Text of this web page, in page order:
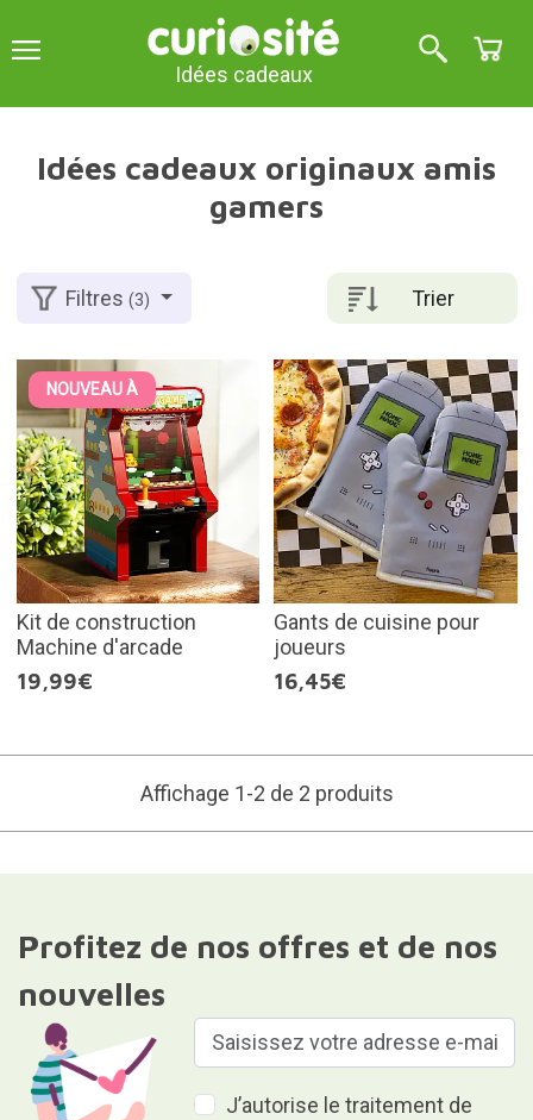
Idées cadeaux
Idées cadeaux originaux amis
gamers
Trier
Filtres(3)
NOUVEAU À
Kit de construction
Machine d'arcade
19,99€
Gants de cuisine pour
joueurs
16,45€
Affichage 1-2 de 2 produits
Profitez de nos offres et de nos
nouvelles
J’autorise le traitement de